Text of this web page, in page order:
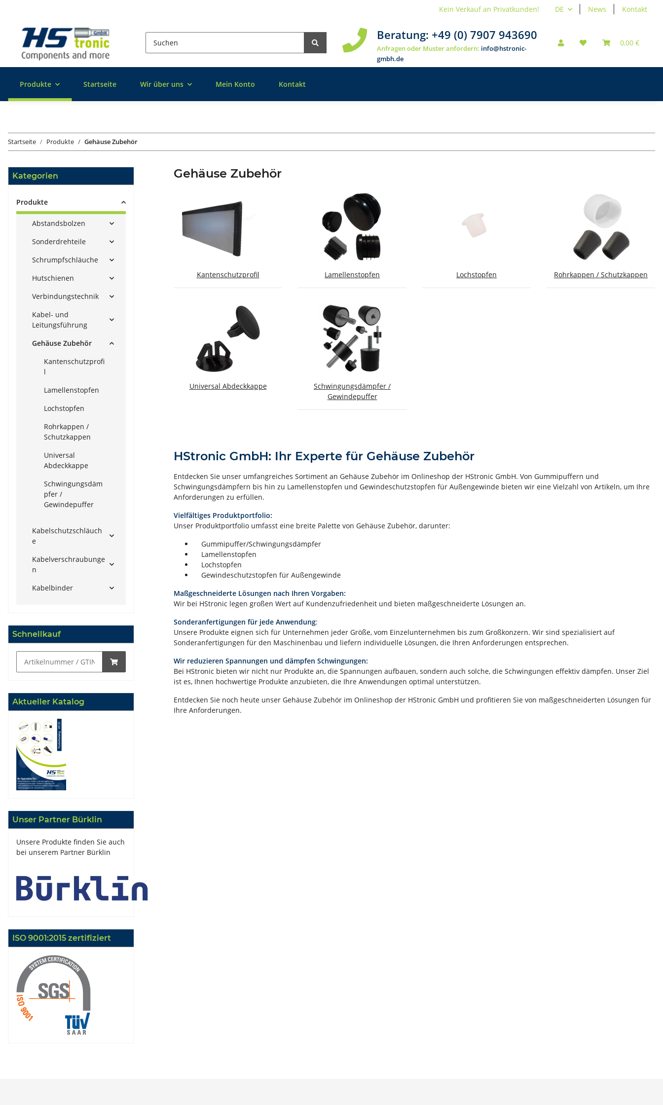
DE News Kontakt
Kein Verkauf an Privatkunden!
Beratung: +49 (0) 7907 943690
Anfragen oder Muster anfordern: info@hstronic-
gmbh.de
0,00 €
Produkte Startseite Wir über uns Mein Konto Kontakt
Startseite Produkte Gehäuse Zubehör
Gehäuse Zubehör
Kantenschutzprofil Lamellenstopfen Lochstopfen Rohrkappen / Schutzkappen
Universal Abdeckkappe
Schwingungsdämpfer /
Gewindepuffer
HStronic GmbH: Ihr Experte für Gehäuse Zubehör
Entdecken Sie unser umfangreiches Sortiment an Gehäuse Zubehör im Onlineshop der HStronic GmbH. Von Gummipuffern und
Schwingungsdämpfern bis hin zu Lamellenstopfen und Gewindeschutzstopfen für Außengewinde bieten wir eine Vielzahl von Artikeln, um Ihre
Anforderungen zu erfüllen.
Vielfältiges Produktportfolio:
Unser Produktportfolio umfasst eine breite Palette von Gehäuse Zubehör, darunter:
Gummipuffer/Schwingungsdämpfer
Lamellenstopfen
Lochstopfen
Gewindeschutzstopfen für Außengewinde
Maßgeschneiderte Lösungen nach Ihren Vorgaben:
Wir bei HStronic legen großen Wert auf Kundenzufriedenheit und bieten maßgeschneiderte Lösungen an.
Sonderanfertigungen für jede Anwendung:
Unsere Produkte eignen sich für Unternehmen jeder Größe, vom Einzelunternehmen bis zum Großkonzern. Wir sind spezialisiert auf
Sonderanfertigungen für den Maschinenbau und liefern individuelle Lösungen, die Ihren Anforderungen entsprechen.
Wir reduzieren Spannungen und dämpfen Schwingungen:
Bei HStronic bieten wir nicht nur Produkte an, die Spannungen aufbauen, sondern auch solche, die Schwingungen effektiv dämpfen. Unser Ziel
ist es, Ihnen hochwertige Produkte anzubieten, die Ihre Anwendungen optimal unterstützen.
Entdecken Sie noch heute unser Gehäuse Zubehör im Onlineshop der HStronic GmbH und profitieren Sie von maßgeschneiderten Lösungen für
Ihre Anforderungen.
Kategorien
Produkte
Abstandsbolzen
Sonderdrehteile
Schrumpfschläuche
Hutschienen
Verbindungstechnik
Kabel- und
Leitungsführung
Gehäuse Zubehör
Kantenschutzprofi
l
Lamellenstopfen
Lochstopfen
Rohrkappen /
Schutzkappen
Universal
Abdeckkappe
Schwingungsdäm
pfer /
Gewindepuffer
Kabelschutzschläuch
e
Kabelverschraubunge
n
Kabelbinder
Schnellkauf
Aktueller Katalog
Unser Partner Bürklin
Unsere Produkte finden Sie auch
bei unserem Partner Bürklin
ISO 9001:2015 zertifiziert